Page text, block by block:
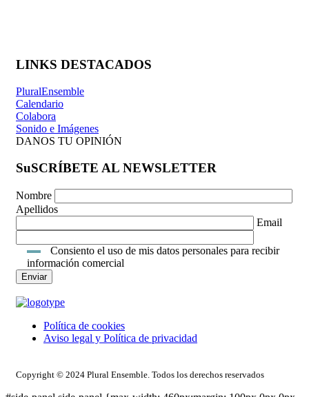
LINKS DESTACADOS
PluralEnsemble
Calendario
Colabora
Sonido e Imágenes
DANOS TU OPINIÓN
SuSCRÍBETE AL NEWSLETTER
Nombre
Apellidos
Email
Consiento el uso de mis datos personales para recibir
información comercial
Política de cookies
Aviso legal y Política de privacidad
Copyright © 2024 Plural Ensemble. Todos los derechos reservados